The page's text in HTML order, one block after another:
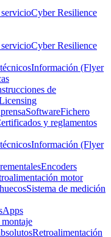
Cyber Resilience
Cyber Resilience
Información (Flyer
de
SoftwareFichero
y reglamentos
Información (Flyer
Encoders
motor
Sistema de medición
Apps
Retroalimentación